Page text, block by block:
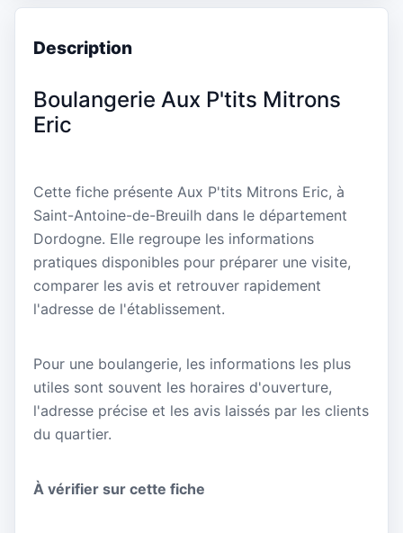
Description
Boulangerie Aux P'tits Mitrons
Eric
Cette fiche présente Aux P'tits Mitrons Eric, à
Saint-Antoine-de-Breuilh dans le département
Dordogne. Elle regroupe les informations
pratiques disponibles pour préparer une visite,
comparer les avis et retrouver rapidement
l'adresse de l'établissement.
Pour une boulangerie, les informations les plus
utiles sont souvent les horaires d'ouverture,
l'adresse précise et les avis laissés par les clients
du quartier.
À vérifier sur cette fiche